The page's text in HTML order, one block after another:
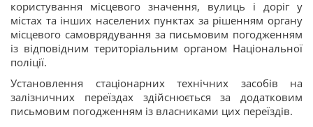
користування місцевого значення, вулиць і доріг у
містах та інших населених пунктах за рішенням органу
місцевого самоврядування за письмовим погодженням
із відповідним територіальним органом Національної
поліції.
Установлення стаціонарних технічних засобів на
залізничних переїздах здійснюється за додатковим
письмовим погодженням із власниками цих переїздів.